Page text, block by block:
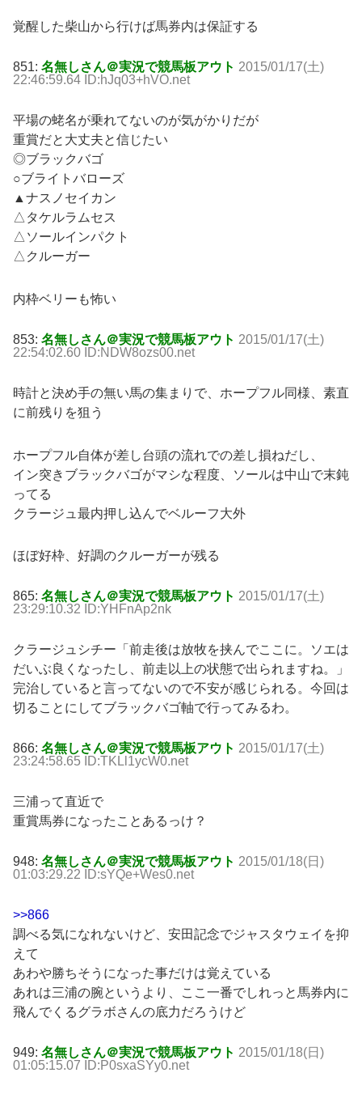
覚醒した柴山から行けば馬券内は保証する
851: 名無しさん＠実況で競馬板アウト 2015/01/17(土)
22:46:59.64 ID:hJq03+hVO.net
平場の蛯名が乗れてないのが気がかりだが
重賞だと大丈夫と信じたい
◎ブラックバゴ
○ブライトバローズ
▲ナスノセイカン
△タケルラムセス
△ソールインパクト
△クルーガー
内枠ベリーも怖い
853: 名無しさん＠実況で競馬板アウト 2015/01/17(土)
22:54:02.60 ID:NDW8ozs00.net
時計と決め手の無い馬の集まりで、ホープフル同様、素直
に前残りを狙う
ホープフル自体が差し台頭の流れでの差し損ねだし、
イン突きブラックバゴがマシな程度、ソールは中山で末鈍
ってる
クラージュ最内押し込んでベルーフ大外
ほぼ好枠、好調のクルーガーが残る
865: 名無しさん＠実況で競馬板アウト 2015/01/17(土)
23:29:10.32 ID:YHFnAp2nk
クラージュシチー「前走後は放牧を挟んでここに。ソエは
だいぶ良くなったし、前走以上の状態で出られますね。」
完治していると言ってないので不安が感じられる。今回は
切ることにしてブラックバゴ軸で行ってみるわ。
866: 名無しさん＠実況で競馬板アウト 2015/01/17(土)
23:24:58.65 ID:TKLl1ycW0.net
三浦って直近で
重賞馬券になったことあるっけ？
948: 名無しさん＠実況で競馬板アウト 2015/01/18(日)
01:03:29.22 ID:sYQe+Wes0.net
>>866
調べる気になれないけど、安田記念でジャスタウェイを抑
えて
あわや勝ちそうになった事だけは覚えている
あれは三浦の腕というより、ここ一番でしれっと馬券内に
飛んでくるグラボさんの底力だろうけど
949: 名無しさん＠実況で競馬板アウト 2015/01/18(日)
01:05:15.07 ID:P0sxaSYy0.net